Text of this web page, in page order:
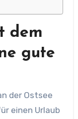
dem
gute
einen Urlaub